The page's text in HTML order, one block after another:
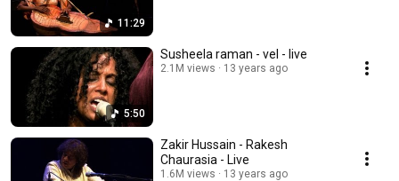
11:29
5:50
Susheela raman - vel - live
2.1M views 13 years ago
Zakir Hussain - Rakesh
Chaurasia - Live
1.6M views 13 years ago